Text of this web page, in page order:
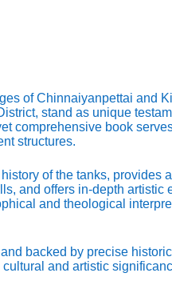
of Chinnaiyanpettai and
stand as unique
comprehensive book
structures.
of the tanks, provides
and offers in-depth artistic
and theological
backed by precise
and artistic